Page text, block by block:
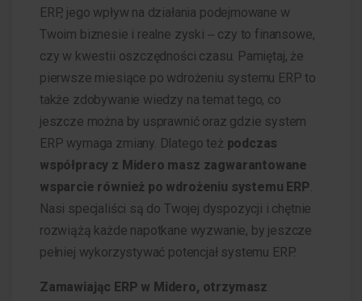
ERP, jego wpływ na działania podejmowane w
Twoim biznesie i realne zyski ‒ czy to finansowe,
czy w kwestii oszczędności czasu. Pamiętaj, że
pierwsze miesiące po wdrożeniu systemu ERP to
także zdobywanie wiedzy na temat tego, co
jeszcze można by usprawnić oraz gdzie system
ERP wymaga zmiany. Dlatego też podczas
współpracy z Midero masz zagwarantowane
wsparcie również po wdrożeniu systemu ERP
Nasi specjaliści są do Twojej dyspozycji i chętnie
rozwiążą każde napotkane wyzwanie, by jeszcze
pełniej wykorzystywać potencjał systemu ERP.
Zamawiając ERP w Midero, otrzymasz